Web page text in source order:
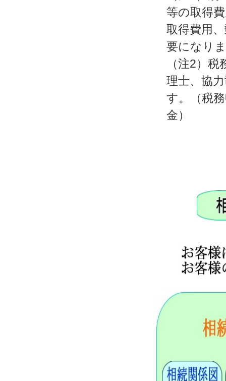
等の取得
取得費用
要になり
（注2）
理士、協
す。（税
金）